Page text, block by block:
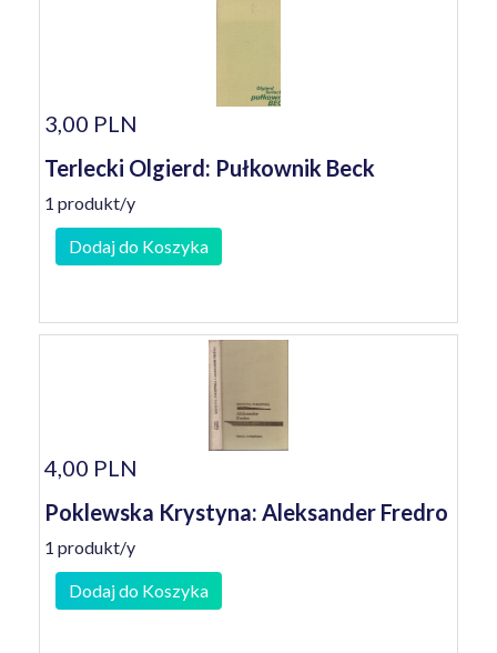
3,00 PLN
Terlecki Olgierd: Pułkownik Beck
1 produkt/y
Dodaj do Koszyka
4,00 PLN
Poklewska Krystyna: Aleksander Fredro
1 produkt/y
Dodaj do Koszyka